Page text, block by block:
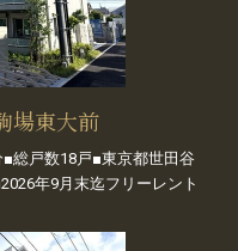
場東大前
総戸数18戸■東京都世田谷
年9月末迄フリーレント